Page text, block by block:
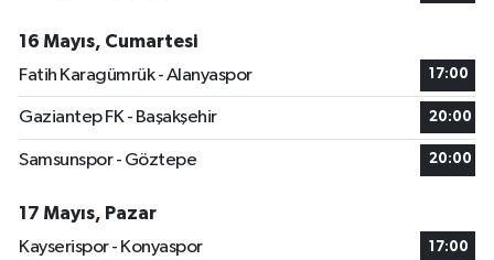
16 Mayıs, Cumartesi
Fatih Karagümrük - Alanyaspor
17:00
Gaziantep FK - Başakşehir 20:00
Samsunspor - Göztepe 20:00
17 Mayıs, Pazar
Kayserispor - Konyaspor
17:00